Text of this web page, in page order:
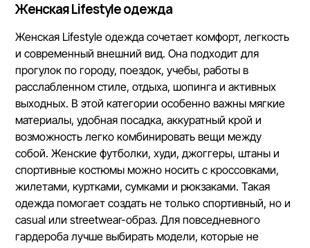
Женская Lifestyle одежда
Женская Lifestyle одежда сочетает комфорт, легкость
и современный внешний вид. Она подходит для
прогулок по городу, поездок, учебы, работы в
расслабленном стиле, отдыха, шопинга и активных
выходных. В этой категории особенно важны мягкие
материалы, удобная посадка, аккуратный крой и
возможность легко комбинировать вещи между
собой. Женские футболки, худи, джоггеры, штаны и
спортивные костюмы можно носить с кроссовками,
жилетами, куртками, сумками и рюкзаками. Такая
одежда помогает создать не только спортивный, но и
casual или streetwear-образ. Для повседневного
гардероба лучше выбирать модели, которые не